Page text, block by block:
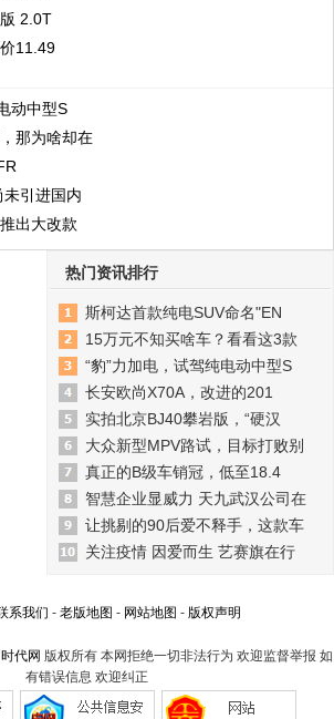
2.0T
11.49
动中型S
那为啥却在
引进国内
出大改款
热门资讯排行
斯柯达首款纯电SUV命名"EN
15万元不知买啥车？看看这3款
“豹”力加电，试驾纯电动中型S
长安欧尚X70A，改进的201
实拍北京BJ40攀岩版，“硬汉
大众新型MPV路试，目标打败别
真正的B级车销冠，低至18.4
智慧企业显威力 天九武汉公司在
让挑剔的90后爱不释手，这款车
关注疫情 因爱而生 艺赛旗在行
系我们 - 老版地图 - 网站地图 - 版权声明
代网 版权所有 本网拒绝一切非法行为 欢迎监督举报 如
有错误信息 欢迎纠正